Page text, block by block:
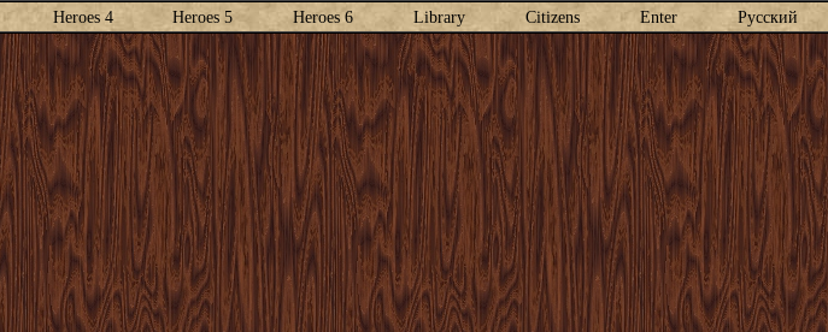
Heroes 4 Heroes 5 Heroes 6 Library Citizens Enter Русский